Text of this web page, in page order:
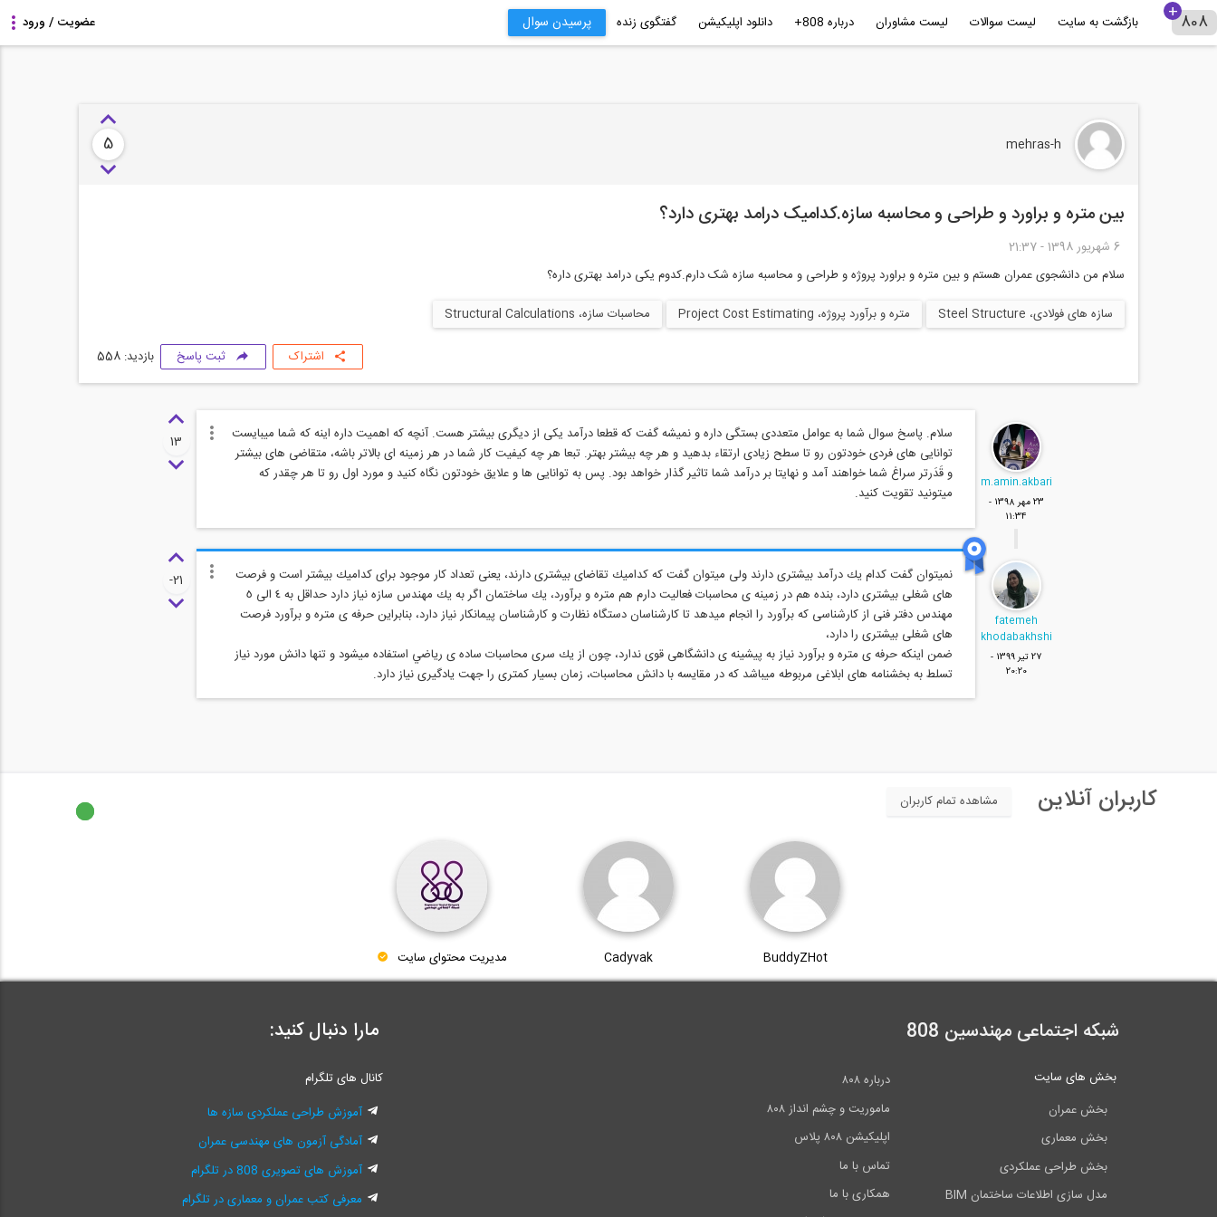
بازگشت به سایت لیست سوالات لیست مشاوران درباره 808+ دانلود اپلیکیشن گفتگوی زنده پرسیدن سوال
mehras-h
5
بین متره و براورد و طراحی و محاسبه سازه.کدامیک درامد بهتری دارد؟
6 شهريور 1398 - 21:37
سلام من دانشجوی عمران هستم و بین متره و براورد پروژه و طراحی و محاسبه سازه شک دارم.کدوم یکی درامد بهتری داره؟
سازه های فولادی، Steel Structure
متره و برآورد پروژه، Project Cost Estimating محاسبات سازه، Structural Calculations
اشتراک ثبت پاسخ بازدید: 558
سلام. پاسخ سوال شما به عوامل متعددی بستگی داره و نمیشه گفت که قطعا درآمد یکی از دیگری بیشتر هست. آنچه که اهمیت داره اینه که شما میبایست
توانایی های فردی خودتون رو تا سطح زیادی ارتقاء بدهید و هر چه بیشتر بهتر. تبعا هر چه کیفیت کار شما در هر زمینه ای بالاتر باشه، متقاضی های بیشتر
و قَدَرتر سراغ شما خواهند آمد و نهایتا بر درآمد شما تاثیر گذار خواهد بود. پس به توانایی ها و علایق خودتون نگاه کنید و مورد اول رو تا هر چقدر که
میتونید تقویت کنید.
13
m.amin.akbari
23 مهر 1398 -
11:34
نميتوان گفت كدام يك درآمد بيشترى دارند ولى ميتوان گفت كه كداميك تقاضاى بيشترى دارند، يعنى تعداد كار موجود براى كداميك بيشتر است و فرصت
هاى شغلى بيشترى دارد، بنده هم در زمينه ى محاسبات فعاليت دارم هم متره و برآورد، يك ساختمان اگر به يك مهندس سازه نياز دارد حداقل به ٤ الى ٥
مهندس دفتر فنى از كارشناسى كه برآورد را انجام ميدهد تا كارشناسان دستگاه نظارت و كارشناسان پيمانكار نياز دارد، بنابراين حرفه ى متره و برآورد فرصت
ضمن اينكه حرفه ى متره و برآورد نياز به پيشينه ى دانشگاهى قوى ندارد، چون از يك سرى محاسبات ساده ى رياضي استفاده ميشود و تنها دانش مورد نياز
تسلط به بخشنامه هاى ابلاغى مربوطه ميباشد كه در مقايسه با دانش محاسبات، زمان بسيار كمترى را جهت يادگيرى نياز دارد.
-21
fatemeh
khodabakhshi
27 تير 1399 -
20:20
کاربران آنلاین مشاهده تمام کاربران
BuddyZHot
Cadyvak مدیریت محتوای سایت
شبکه اجتماعی مهندسین 808
درباره ۸۰۸
ماموریت و چشم انداز ۸۰۸
اپلیکیشن ۸۰۸ پلاس
تماس با ما
همکاری با ما
بخش های سایت
بخش عمران
بخش معماری
بخش طراحی عملکردی
مدل سازی اطلاعات ساختمان BIM
مارا دنبال کنید:
کانال های تلگرام
آموزش طراحی عملکردی سازه ها
آمادگی آزمون های مهندسی عمران
آموزش های تصویری 808 در تلگرام
معرفی کتب عمران و معماری در تلگرام